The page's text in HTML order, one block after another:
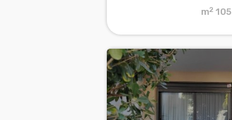
105 m
2